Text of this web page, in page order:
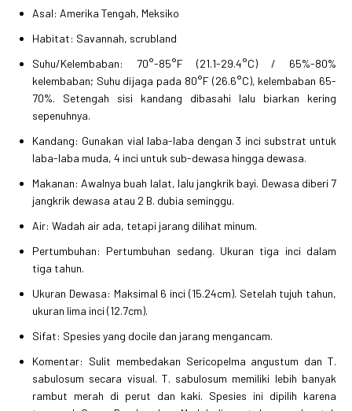
Asal: Amerika Tengah, Meksiko
Habitat: Savannah, scrubland
Suhu/Kelembaban: 70°-85°F (21.1-29.4°C) / 65%-80%
kelembaban; Suhu dijaga pada 80°F (26.6°C), kelembaban 65-
70%. Setengah sisi kandang dibasahi lalu biarkan kering
sepenuhnya.
Kandang: Gunakan vial laba-laba dengan 3 inci substrat untuk
laba-laba muda, 4 inci untuk sub-dewasa hingga dewasa.
Makanan: Awalnya buah lalat, lalu jangkrik bayi. Dewasa diberi 7
jangkrik dewasa atau 2 B. dubia seminggu.
Air: Wadah air ada, tetapi jarang dilihat minum.
Pertumbuhan: Pertumbuhan sedang. Ukuran tiga inci dalam
tiga tahun.
Ukuran Dewasa: Maksimal 6 inci (15.24cm). Setelah tujuh tahun,
ukuran lima inci (12.7cm).
Sifat: Spesies yang docile dan jarang mengancam.
Komentar: Sulit membedakan Sericopelma angustum dan T.
sabulosum secara visual. T. sabulosum memiliki lebih banyak
rambut merah di perut dan kaki. Spesies ini dipilih karena